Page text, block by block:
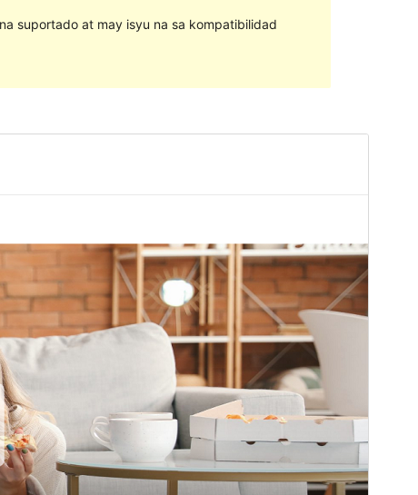
suportado at may isyu na sa kompatibilidad
Bersyon ng PHP
7.0
Homepage ng tema